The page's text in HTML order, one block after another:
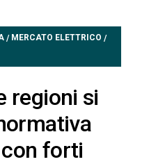
/ MERCATO ELETTRICO /
regioni si
forti